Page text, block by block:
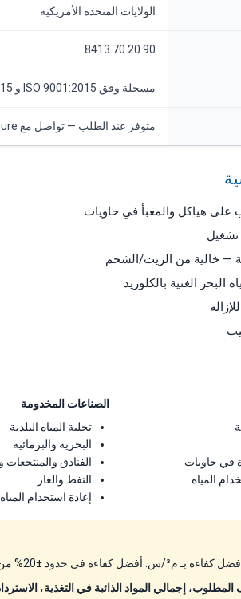
الولايات المتحدة الأمريكية
8413.70.20.90
مسجلة وفق ISO 9001:2015 و ISO 14001:2015
متوفر عند الطلب — تواصل مع ForeverPure
— خالية من الزيت/الشحم
الغنية بالكلوريد
في حاويات
المياه
الصناعات المخدومة
تحلية المياه البلدية
البحرية والبرمائية
الفنادق والمنتجعات
النفط والغاز
إعادة استخدام
حدود ±20% من التدفق الإسمي.
المطلوب، إجمالي المواد الذائبة في التغذية،